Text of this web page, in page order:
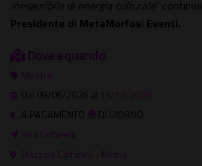
inesauribile di energia culturale" continua
Presidente di MetaMorfosi Eventi.
Dove e quando
Mostre
Dal 09/06/2026 al 13/12/2026
A PAGAMENTO
DI GIORNO
Villa Caffarelli
Piazzale Caffarelli - Roma